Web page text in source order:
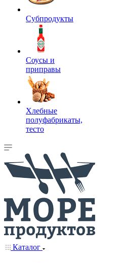
Субпродукты
Соусы и
приправы
Хлебные
полуфабрикаты,
тесто
Каталог